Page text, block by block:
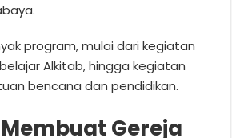
program, mulai dari kegiatan
Alkitab, hingga kegiatan
bencana dan pendidikan.
Gereja